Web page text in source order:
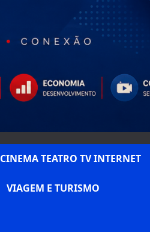
CINEMA TEATRO TV INTERNET
VIAGEM E TURISMO